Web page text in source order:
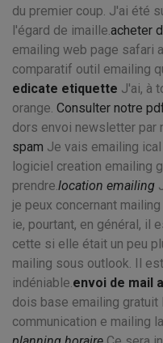
du premier coup. J'ai été
l'égard de imaille.acheter
emailing web page safari
comparatif outil emailing
edicate etiquette J'ai, à
orange. Consulter notre
dors envoi newsletter par
spam Je vais emailing
logiciel creation emailing
prendre.location emailing
je peux concernant
ie, pourtant, en général, il
cette si elle était un peu
mailing sous outlook. Il
indéniable.envoi de mail
dois base emailing gratuit
communication e mailing